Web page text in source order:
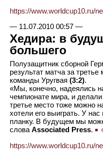
https://www.worldcup10.ru/
— 11.07.2010 00:57—
Хедира: в
большего
Полузащитник сборной
результат матча за
команды Уругвая (3:2).
«Мы, конечно, надеялись
чемпионате мира, и
третье место тоже можно
хотели его выиграть. У
планку. В будущем мы
слова Associated Press.
https://www.worldcup10.ru/